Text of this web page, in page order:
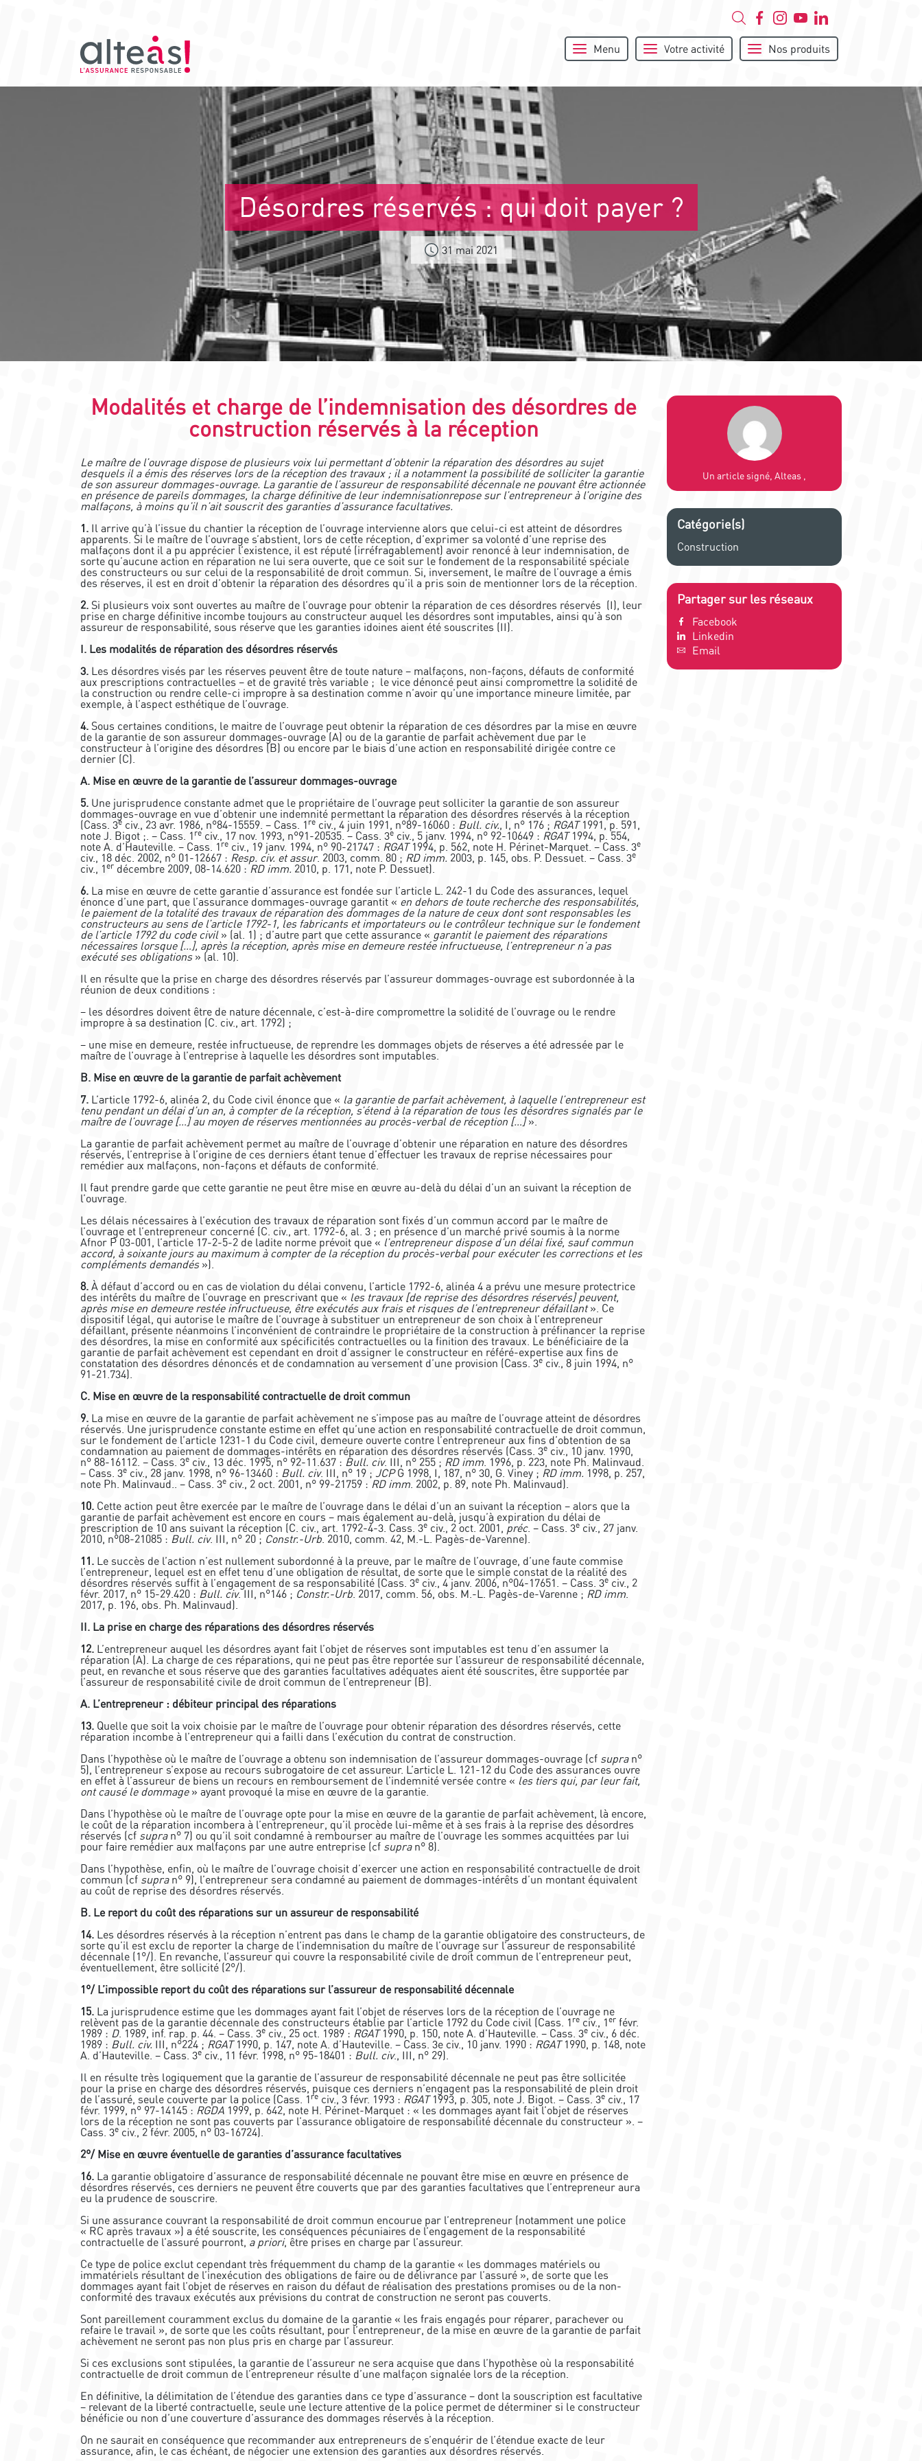
Menu Votre activité Nos produits
Désordres réservés : qui doit payer ?
31 mai 2021
Modalités et charge de l’indemnisation des désordres de
construction réservés à la réception
Le maître de l’ouvrage dispose de plusieurs voix lui permettant d’obtenir la réparation des désordres au sujet
desquels il a émis des réserves lors de la réception des travaux ; il a notamment la possibilité de solliciter la garantie
de son assureur dommages-ouvrage. La garantie de l’assureur de responsabilité décennale ne pouvant être actionnée
en présence de pareils dommages, la charge définitive de leur indemnisationrepose sur l’entrepreneur à l’origine des
malfaçons, à moins qu’il n’ait souscrit des garanties d’assurance facultatives.
1. Il arrive qu’à l’issue du chantier la réception de l’ouvrage intervienne alors que celui-ci est atteint de désordres
apparents. Si le maître de l’ouvrage s’abstient, lors de cette réception, d’exprimer sa volonté d’une reprise des
malfaçons dont il a pu apprécier l’existence, il est réputé (irréfragablement) avoir renoncé à leur indemnisation, de
sorte qu’aucune action en réparation ne lui sera ouverte, que ce soit sur le fondement de la responsabilité spéciale
des constructeurs ou sur celui de la responsabilité de droit commun. Si, inversement, le maître de l’ouvrage a émis
des réserves, il est en droit d’obtenir la réparation des désordres qu’il a pris soin de mentionner lors de la réception.
2. Si plusieurs voix sont ouvertes au maître de l’ouvrage pour obtenir la réparation de ces désordres réservés (I), leur
prise en charge définitive incombe toujours au constructeur auquel les désordres sont imputables, ainsi qu’à son
assureur de responsabilité, sous réserve que les garanties idoines aient été souscrites (II).
I. Les modalités de réparation des désordres réservés
3. Les désordres visés par les réserves peuvent être de toute nature – malfaçons, non-façons, défauts de conformité
aux prescriptions contractuelles – et de gravité très variable ; le vice dénoncé peut ainsi compromettre la solidité de
la construction ou rendre celle-ci impropre à sa destination comme n’avoir qu’une importance mineure limitée, par
exemple, à l’aspect esthétique de l’ouvrage.
4. Sous certaines conditions, le maitre de l’ouvrage peut obtenir la réparation de ces désordres par la mise en œuvre
de la garantie de son assureur dommages-ouvrage (A) ou de la garantie de parfait achèvement due par le
constructeur à l’origine des désordres (B) ou encore par le biais d’une action en responsabilité dirigée contre ce
dernier (C).
A. Mise en œuvre de la garantie de l’assureur dommages-ouvrage
5. Une jurisprudence constante admet que le propriétaire de l’ouvrage peut solliciter la garantie de son assureur
dommages-ouvrage en vue d’obtenir une indemnité permettant la réparation des désordres réservés à la réception
(Cass. 3e civ., 23 avr. 1986, n°84-15559. – Cass. 1 re civ., 4 juin 1991, n°89-16060 : Bull. civ., I, n° 176 ; RGAT1991, p. 591,
note J. Bigot ;. – Cass. 1 re civ., 17 nov. 1993, n°91-20535. – Cass. 3e civ., 5 janv. 1994, n° 92-10649 : RGAT1994, p. 554,
note A. d’Hauteville. – Cass. 1re civ., 19 janv. 1994, n° 90-21747 : RGAT1994, p. 562, note H. Périnet-Marquet. – Cass. 3e
civ., 18 déc. 2002, n° 01-12667 : Resp. civ. et assur. 2003, comm. 80 ; RD imm. 2003, p. 145, obs. P. Dessuet. – Cass. 3e
civ., 1er décembre 2009, 08-14.620 :RD imm. 2010, p. 171, note P. Dessuet).
6. La mise en œuvre de cette garantie d’assurance est fondée sur l’article L. 242-1 du Code des assurances, lequel
énonce d’une part, que l’assurance dommages-ouvrage garantit « en dehors de toute recherche des responsabilités,
le paiement de la totalité des travaux de réparation des dommages de la nature de ceux dont sont responsables les
constructeurs au sens de l’article 1792-1, les fabricants et importateurs ou le contrôleur technique sur le fondement
de l’article 1792 du code civil» (al. 1) ; d’autre part que cette assurance « garantit le paiement des réparations
nécessaires lorsque […], après la réception, après mise en demeure restée infructueuse, l’entrepreneur n’a pas
exécuté ses obligations» (al. 10).
Il en résulte que la prise en charge des désordres réservés par l’assureur dommages-ouvrage est subordonnée à la
réunion de deux conditions :
– les désordres doivent être de nature décennale, c’est-à-dire compromettre la solidité de l’ouvrage ou le rendre
impropre à sa destination (C. civ., art. 1792) ;
– une mise en demeure, restée infructueuse, de reprendre les dommages objets de réserves a été adressée par le
maître de l’ouvrage à l’entreprise à laquelle les désordres sont imputables.
B. Mise en œuvre de la garantie de parfait achèvement
7. L’article 1792-6, alinéa 2, du Code civil énonce que « la garantie de parfait achèvement, à laquelle l’entrepreneur est
tenu pendant un délai d’un an, à compter de la réception, s’étend à la réparation de tous les désordres signalés par le
maître de l’ouvrage […] au moyen de réserves mentionnées au procès-verbal de réception […]».
La garantie de parfait achèvement permet au maître de l’ouvrage d’obtenir une réparation en nature des désordres
réservés, l’entreprise à l’origine de ces derniers étant tenue d’effectuer les travaux de reprise nécessaires pour
remédier aux malfaçons, non-façons et défauts de conformité.
Il faut prendre garde que cette garantie ne peut être mise en œuvre au-delà du délai d’un an suivant la réception de
l’ouvrage.
Les délais nécessaires à l’exécution des travaux de réparation sont fixés d’un commun accord par le maître de
l’ouvrage et l’entrepreneur concerné (C. civ., art. 1792-6, al. 3 ; en présence d’un marché privé soumis à la norme
Afnor P 03-001, l’article 17-2-5-2 de ladite norme prévoit que « l’entrepreneur dispose d’un délai fixé, sauf commun
accord, à soixante jours au maximum à compter de la réception du procès-verbal pour exécuter les corrections et les
compléments demandés»).
8. À défaut d’accord ou en cas de violation du délai convenu, l’article 1792-6, alinéa 4 a prévu une mesure protectrice
des intérêts du maître de l’ouvrage en prescrivant que « les travaux [de reprise des désordres réservés] peuvent,
après mise en demeure restée infructueuse, être exécutés aux frais et risques de l’entrepreneur défaillant». Ce
dispositif légal, qui autorise le maître de l’ouvrage à substituer un entrepreneur de son choix à l’entrepreneur
défaillant, présente néanmoins l’inconvénient de contraindre le propriétaire de la construction à préfinancer la reprise
des désordres, la mise en conformité aux spécificités contractuelles ou la finition des travaux. Le bénéficiaire de la
garantie de parfait achèvement est cependant en droit d’assigner le constructeur en référé-expertise aux fins de
constatation des désordres dénoncés et de condamnation au versement d’une provision (Cass. 3e civ., 8 juin 1994, n°
91-21.734).
C. Mise en œuvre de la responsabilité contractuelle de droit commun
9. La mise en œuvre de la garantie de parfait achèvement ne s’impose pas au maître de l’ouvrage atteint de désordres
réservés. Une jurisprudence constante estime en effet qu’une action en responsabilité contractuelle de droit commun,
sur le fondement de l’article 1231-1 du Code civil, demeure ouverte contre l’entrepreneur aux fins d’obtention de sa
condamnation au paiement de dommages-intérêts en réparation des désordres réservés (Cass. 3e civ., 10 janv. 1990,
n° 88-16112. – Cass. 3e civ., 13 déc. 1995, n° 92-11.637 : Bull. civ. III, n° 255 ; RD imm . 1996, p. 223, note Ph. Malinvaud.
– Cass. 3e civ., 28 janv. 1998, n° 96-13460 : Bull. civ. III, n° 19 ; JCPG 1998, I, 187, n° 30, G. Viney ; RD imm. 1998, p. 257,
note Ph. Malinvaud.. – Cass. 3e civ., 2 oct. 2001, n° 99-21759 : RD imm . 2002, p. 89, note Ph. Malinvaud).
10. Cette action peut être exercée par le maître de l’ouvrage dans le délai d’un an suivant la réception – alors que la
garantie de parfait achèvement est encore en cours – mais également au-delà, jusqu’à expiration du délai de
prescription de 10 ans suivant la réception (C. civ., art. 1792-4-3. Cass. 3e civ., 2 oct. 2001, préc. – Cass. 3e civ., 27 janv.
2010, n°08-21085 : Bull. civ. III, n° 20 ; Constr.-Urb . 2010, comm. 42, M.-L. Pagès-de-Varenne).
11. Le succès de l’action n’est nullement subordonné à la preuve, par le maître de l’ouvrage, d’une faute commise
l’entrepreneur, lequel est en effet tenu d’une obligation de résultat, de sorte que le simple constat de la réalité des
désordres réservés suffit à l’engagement de sa responsabilité (Cass. 3e civ., 4 janv. 2006, n°04-17651. – Cass. 3e civ., 2
févr. 2017, n° 15-29.420 : Bull. civ. III, n°146 ; Constr.-Urb . 2017, comm. 56, obs. M.-L. Pagès-de-Varenne ; RD imm
2017, p. 196, obs. Ph. Malinvaud).
II. La prise en charge des réparations des désordres réservés
12. L’entrepreneur auquel les désordres ayant fait l’objet de réserves sont imputables est tenu d’en assumer la
réparation (A). La charge de ces réparations, qui ne peut pas être reportée sur l’assureur de responsabilité décennale,
peut, en revanche et sous réserve que des garanties facultatives adéquates aient été souscrites, être supportée par
l’assureur de responsabilité civile de droit commun de l’entrepreneur (B).
A. L’entrepreneur : débiteur principal des réparations
13. Quelle que soit la voix choisie par le maître de l’ouvrage pour obtenir réparation des désordres réservés, cette
réparation incombe à l’entrepreneur qui a failli dans l’exécution du contrat de construction.
Dans l’hypothèse où le maître de l’ouvrage a obtenu son indemnisation de l’assureur dommages-ouvrage (cf supran°
5), l’entrepreneur s’expose au recours subrogatoire de cet assureur. L’article L. 121-12 du Code des assurances ouvre
en effet à l’assureur de biens un recours en remboursement de l’indemnité versée contre « les tiers qui, par leur fait,
ont causé le dommage» ayant provoqué la mise en œuvre de la garantie.
Dans l’hypothèse où le maître de l’ouvrage opte pour la mise en œuvre de la garantie de parfait achèvement, là encore,
le coût de la réparation incombera à l’entrepreneur, qu’il procède lui-même et à ses frais à la reprise des désordres
réservés (cf supran° 7) ou qu’il soit condamné à rembourser au maître de l’ouvrage les sommes acquittées par lui
pour faire remédier aux malfaçons par une autre entreprise (cf supran° 8).
Dans l’hypothèse, enfin, où le maître de l’ouvrage choisit d’exercer une action en responsabilité contractuelle de droit
commun (cf supran° 9), l’entrepreneur sera condamné au paiement de dommages-intérêts d’un montant équivalent
au coût de reprise des désordres réservés.
B. Le report du coût des réparations sur un assureur de responsabilité
14. Les désordres réservés à la réception n’entrent pas dans le champ de la garantie obligatoire des constructeurs, de
sorte qu’il est exclu de reporter la charge de l’indemnisation du maître de l’ouvrage sur l’assureur de responsabilité
décennale (1°/). En revanche, l’assureur qui couvre la responsabilité civile de droit commun de l’entrepreneur peut,
éventuellement, être sollicité (2°/).
1°/ L’impossible report du coût des réparations sur l’assureur de responsabilité décennale
15. La jurisprudence estime que les dommages ayant fait l’objet de réserves lors de la réception de l’ouvrage ne
relèvent pas de la garantie décennale des constructeurs établie par l’article 1792 du Code civil (Cass. 1 re civ., 1er févr.
1989 : D. 1989, inf. rap. p. 44. – Cass. 3e civ., 25 oct. 1989 : RGAT1990, p. 150, note A. d’Hauteville. – Cass. 3e civ., 6 déc.
1989 : Bull. civ. III, n°224 ; RGAT1990, p. 147, note A. d’Hauteville. – Cass. 3e civ., 10 janv. 1990 : RGAT1990, p. 148, note
A. d’Hauteville. – Cass. 3e civ., 11 févr. 1998, n° 95-18401 : Bull. civ., III, n° 29).
Il en résulte très logiquement que la garantie de l’assureur de responsabilité décennale ne peut pas être sollicitée
pour la prise en charge des désordres réservés, puisque ces derniers n’engagent pas la responsabilité de plein droit
de l’assuré, seule couverte par la police (Cass. 1 re civ., 3 févr. 1993 : RGAT1993, p. 305, note J. Bigot. – Cass. 3e civ., 17
févr. 1999, n° 97-14145 : RGDA 1999, p. 642, note H. Périnet-Marquet : « les dommages ayant fait l’objet de réserves
lors de la réception ne sont pas couverts par l’assurance obligatoire de responsabilité décennale du constructeur ». –
Cass. 3e civ., 2 févr. 2005, n° 03-16724).
2°/ Mise en œuvre éventuelle de garanties d’assurance facultatives
16. La garantie obligatoire d’assurance de responsabilité décennale ne pouvant être mise en œuvre en présence de
désordres réservés, ces derniers ne peuvent être couverts que par des garanties facultatives que l’entrepreneur aura
eu la prudence de souscrire.
Si une assurance couvrant la responsabilité de droit commun encourue par l’entrepreneur (notamment une police
« RC après travaux ») a été souscrite, les conséquences pécuniaires de l’engagement de la responsabilité
contractuelle de l’assuré pourront, a priori, être prises en charge par l’assureur.
Ce type de police exclut cependant très fréquemment du champ de la garantie « les dommages matériels ou
immatériels résultant de l’inexécution des obligations de faire ou de délivrance par l’assuré », de sorte que les
dommages ayant fait l’objet de réserves en raison du défaut de réalisation des prestations promises ou de la non-
conformité des travaux exécutés aux prévisions du contrat de construction ne seront pas couverts.
Sont pareillement couramment exclus du domaine de la garantie « les frais engagés pour réparer, parachever ou
refaire le travail », de sorte que les coûts résultant, pour l’entrepreneur, de la mise en œuvre de la garantie de parfait
achèvement ne seront pas non plus pris en charge par l’assureur.
Si ces exclusions sont stipulées, la garantie de l’assureur ne sera acquise que dans l’hypothèse où la responsabilité
contractuelle de droit commun de l’entrepreneur résulte d’une malfaçon signalée lors de la réception.
En définitive, la délimitation de l’étendue des garanties dans ce type d’assurance – dont la souscription est facultative
– relevant de la liberté contractuelle, seule une lecture attentive de la police permet de déterminer si le constructeur
bénéficie ou non d’une couverture d’assurance des dommages réservés à la réception.
On ne saurait en conséquence que recommander aux entrepreneurs de s’enquérir de l’étendue exacte de leur
assurance, afin, le cas échéant, de négocier une extension des garanties aux désordres réservés.
Un article signé, Alteas ,
Catégorie(s)
Construction
Partager sur les réseaux
Facebook
Linkedin
Email